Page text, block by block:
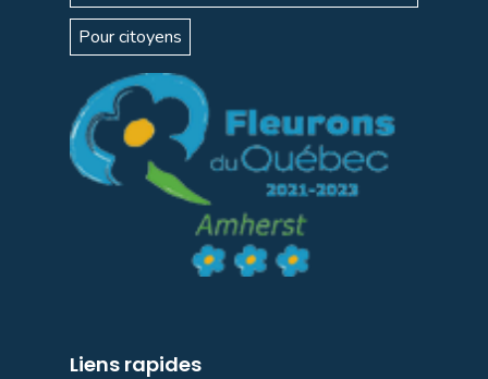
Pour citoyens
Liens rapides